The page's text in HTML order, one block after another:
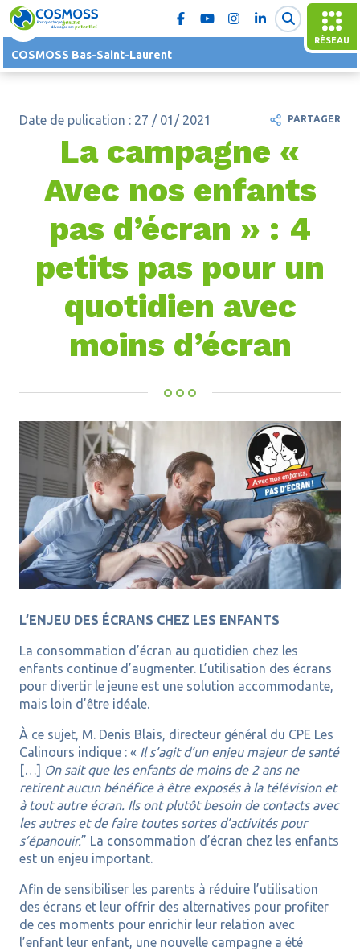
RÉSEAU
COSMOSS Bas-Saint-Laurent
Date de pulication : 27 / 01/ 2021
La campagne «
Avec nos enfants
pas d’écran » : 4
petits pas pour un
quotidien avec
moins d’écran
L’ENJEU DES ÉCRANS CHEZ LES ENFANTS
La consommation d’écran au quotidien chez les
enfants continue d’augmenter. L’utilisation des écrans
pour divertir le jeune est une solution accommodante,
mais loin d’être idéale.
À ce sujet, M. Denis Blais, directeur général du CPE Les
Calinours indique : « Il s’agit d’un enjeu majeur de santé
[…] On sait que les enfants de moins de 2 ans ne
retirent aucun bénéfice à être exposés à la télévision et
à tout autre écran. Ils ont plutôt besoin de contacts avec
les autres et de faire toutes sortes d’activités pour
s’épanouir.” La consommation d’écran chez les enfants
est un enjeu important.
Afin de sensibiliser les parents à réduire l’utilisation
des écrans et leur offrir des alternatives pour profiter
de ces moments pour enrichir leur relation avec
l’enfant leur enfant, une nouvelle campagne a été
PARTAGER